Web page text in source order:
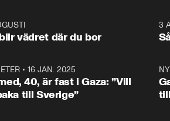
My
ställer
och
till svars.
Rohwedder ställer
statsminister Ulf
vädret där du bor
3
• 16 JAN. 2025
40, är fast i Gaza: ”Vill
till Sverige”